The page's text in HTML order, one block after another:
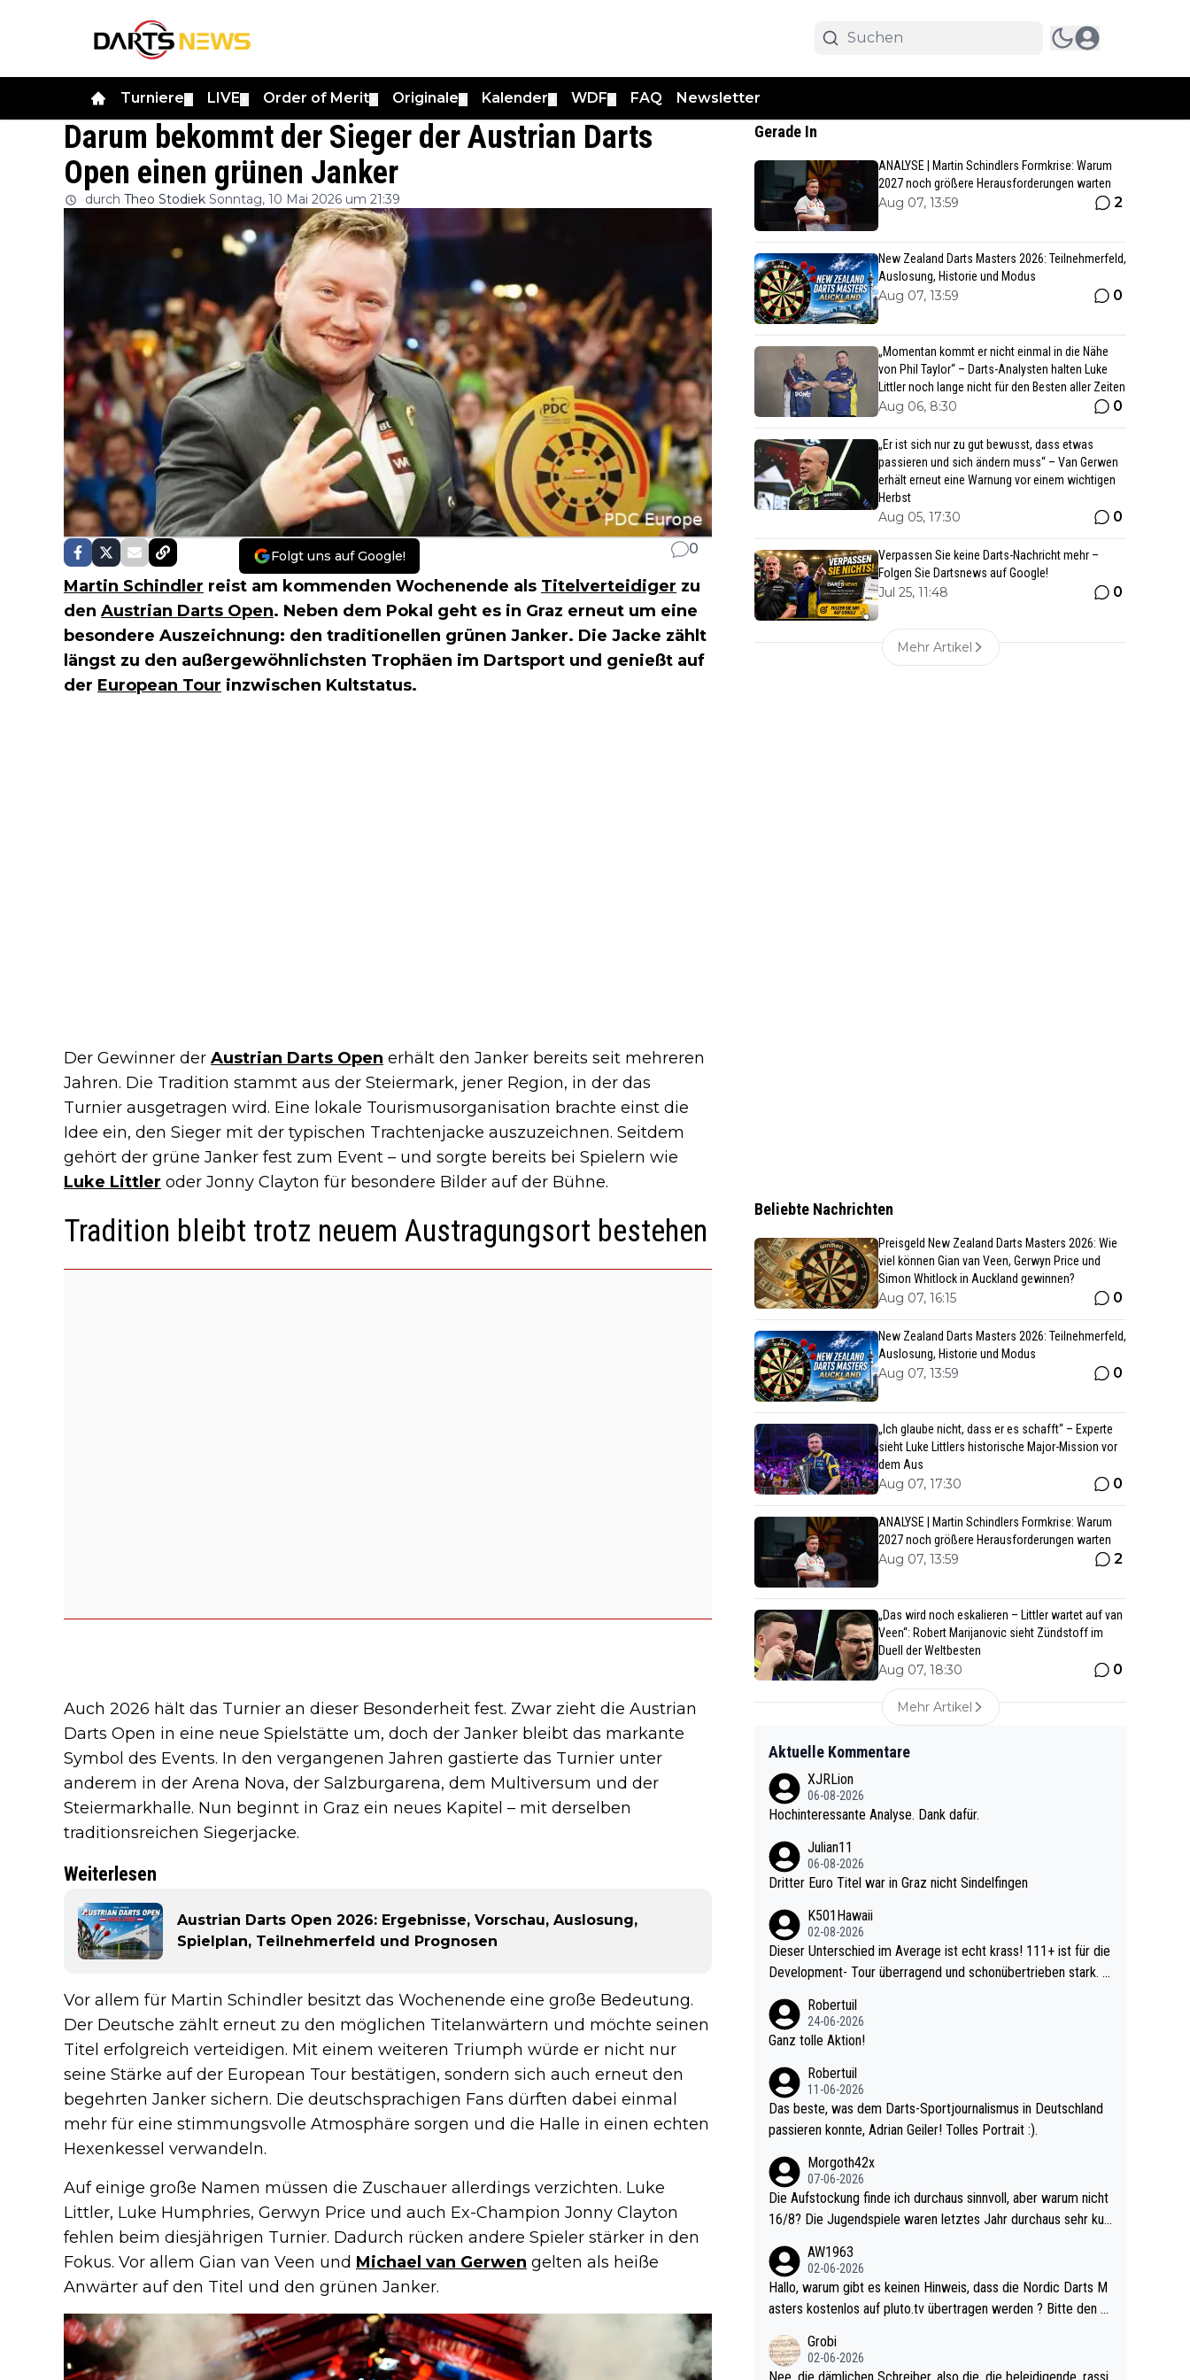
Turniere LIVE Order of Merit Originale Kalender WDF FAQ Newsletter
Darum bekommt der Sieger der Austrian Darts
Open einen grünen Janker
durch Theo Stodiek Sonntag, 10 Mai 2026 um 21:39
Folgt uns auf Google! 0
Martin Schindler reist am kommenden Wochenende als Titelverteidiger zu
den Austrian Darts Open. Neben dem Pokal geht es in Graz erneut um eine
besondere Auszeichnung: den traditionellen grünen Janker. Die Jacke zählt
längst zu den außergewöhnlichsten Trophäen im Dartsport und genießt auf
der European Tour inzwischen Kultstatus.
Der Gewinner der Austrian Darts Open erhält den Janker bereits seit mehreren
Jahren. Die Tradition stammt aus der Steiermark, jener Region, in der das
Turnier ausgetragen wird. Eine lokale Tourismusorganisation brachte einst die
Idee ein, den Sieger mit der typischen Trachtenjacke auszuzeichnen. Seitdem
gehört der grüne Janker fest zum Event – und sorgte bereits bei Spielern wie
Luke Littler oder Jonny Clayton für besondere Bilder auf der Bühne.
Tradition bleibt trotz neuem Austragungsort bestehen
Auch 2026 hält das Turnier an dieser Besonderheit fest. Zwar zieht die Austrian
Darts Open in eine neue Spielstätte um, doch der Janker bleibt das markante
Symbol des Events. In den vergangenen Jahren gastierte das Turnier unter
anderem in der Arena Nova, der Salzburgarena, dem Multiversum und der
Steiermarkhalle. Nun beginnt in Graz ein neues Kapitel – mit derselben
traditionsreichen Siegerjacke.
Weiterlesen
Austrian Darts Open 2026: Ergebnisse, Vorschau, Auslosung,
Spielplan, Teilnehmerfeld und Prognosen
Vor allem für Martin Schindler besitzt das Wochenende eine große Bedeutung.
Der Deutsche zählt erneut zu den möglichen Titelanwärtern und möchte seinen
Titel erfolgreich verteidigen. Mit einem weiteren Triumph würde er nicht nur
seine Stärke auf der European Tour bestätigen, sondern sich auch erneut den
begehrten Janker sichern. Die deutschsprachigen Fans dürften dabei einmal
mehr für eine stimmungsvolle Atmosphäre sorgen und die Halle in einen echten
Hexenkessel verwandeln.
Auf einige große Namen müssen die Zuschauer allerdings verzichten. Luke
Littler, Luke Humphries, Gerwyn Price und auch Ex-Champion Jonny Clayton
fehlen beim diesjährigen Turnier. Dadurch rücken andere Spieler stärker in den
Fokus. Vor allem Gian van Veen und Michael van Gerwen gelten als heiße
Anwärter auf den Titel und den grünen Janker.
Gerade In
ANALYSE | Martin Schindlers Formkrise: Warum
2027 noch größere Herausforderungen warten
Aug 07, 13:59 2
New Zealand Darts Masters 2026: Teilnehmerfeld,
Auslosung, Historie und Modus
Aug 07, 13:59 0
„Momentan kommt er nicht einmal in die Nähe
von Phil Taylor“ – Darts-Analysten halten Luke
Littler noch lange nicht für den Besten aller Zeiten
Aug 06, 8:30 0
„Er ist sich nur zu gut bewusst, dass etwas
passieren und sich ändern muss“ – Van Gerwen
erhält erneut eine Warnung vor einem wichtigen
Herbst
Aug 05, 17:30 0
Verpassen Sie keine Darts-Nachricht mehr –
Folgen Sie Dartsnews auf Google!
Jul 25, 11:48 0
Mehr Artikel
Beliebte Nachrichten
Preisgeld New Zealand Darts Masters 2026: Wie
viel können Gian van Veen, Gerwyn Price und
Simon Whitlock in Auckland gewinnen?
Aug 07, 16:15 0
New Zealand Darts Masters 2026: Teilnehmerfeld,
Auslosung, Historie und Modus
Aug 07, 13:59 0
„Ich glaube nicht, dass er es schafft“ – Experte
sieht Luke Littlers historische Major-Mission vor
dem Aus
Aug 07, 17:30 0
ANALYSE | Martin Schindlers Formkrise: Warum
2027 noch größere Herausforderungen warten
Aug 07, 13:59 2
„Das wird noch eskalieren – Littler wartet auf van
Veen“: Robert Marijanovic sieht Zündstoff im
Duell der Weltbesten
Aug 07, 18:30 0
Mehr Artikel
Aktuelle Kommentare
XJRLion
06-08-2026
Hochinteressante Analyse. Dank dafür.
Julian11
06-08-2026
Dritter Euro Titel war in Graz nicht Sindelfingen
K501Hawaii
02-08-2026
Dieser Unterschied im Average ist echt krass! 111+ ist für die
Development- Tour überragend und schonübertrieben stark. U
e mal 40+ erst recht. Da gewinnst keinen Blumentopf - ist ja n
och krasser wie ein Pokalspiel eines Kreisligisten vs einem Bu
Robertuil
24-06-2026
Ganz tolle Aktion!
Robertuil
11-06-2026
Das beste, was dem Darts-Sportjournalismus in Deutschland
passieren konnte, Adrian Geiler! Tolles Portrait :).
Morgoth42x
07-06-2026
Die Aufstockung finde ich durchaus sinnvoll, aber warum nicht
16/8? Die Jugendspiele waren letztes Jahr durchaus sehr kur
l. Allerdings ist Mitchell Lawrie als Nummer 1 der Welt eh quali
fiziert. Somit ändert die automatische Qualifikation des Weltm
eisters erstmal nichts. Ich denke sie wollen damit für nächste
d wohl wenig WDF Turniere spielen. Dies war bei Archie Self l
etztes Jahr der Fall. Er musste als amtierender Weltmeister d
AW1963
02-06-2026
Hallo, warum gibt es keinen Hinweis, dass die Nordic Darts M
asters kostenlos auf pluto.tv übertragen werden ? Bitte den A
Grobi
02-06-2026